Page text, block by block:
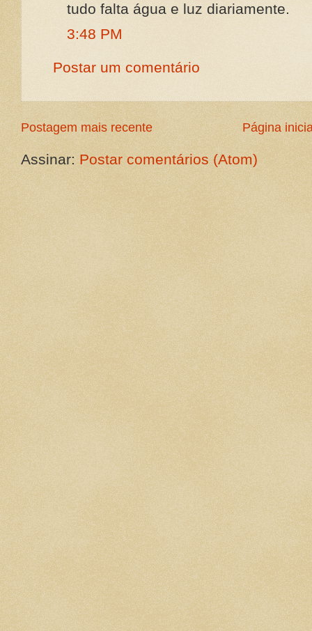
tudo falta água e luz diariamente.
3:48 PM
Postar um comentário
Postagem mais recente Página
Assinar: Postar comentários (Atom)